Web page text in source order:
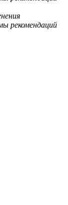
рекомендаций